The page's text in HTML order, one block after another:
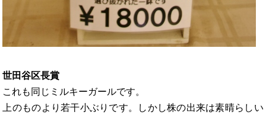
世田谷区長賞
これも同じミルキーガールです。
上のものより若干小ぶりです。しかし株の出来は素晴らしい